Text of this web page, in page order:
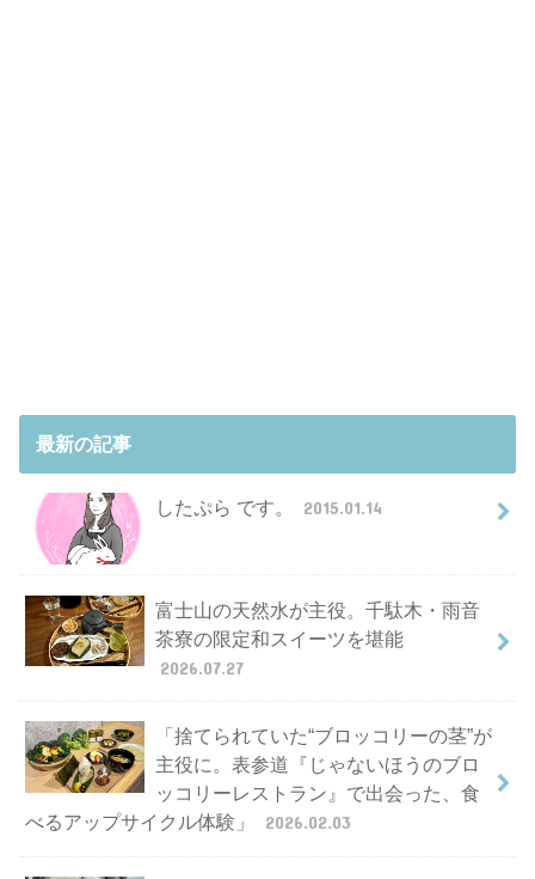
最新の記事
したぷら です。 2015.01.14
富士山の天然水が主役。千駄木・雨音
茶寮の限定和スイーツを堪能
2026.07.27
「捨てられていた“ブロッコリーの茎”が
主役に。表参道『じゃないほうのブロ
ッコリーレストラン』で出会った、食
べるアップサイクル体験」
2026.02.03